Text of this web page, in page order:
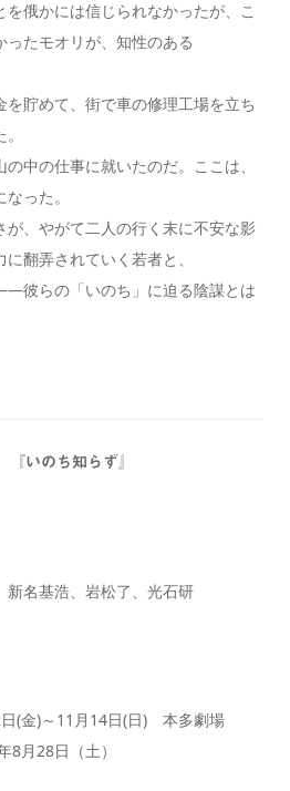
俄かには信じられなかったが、こ
たモオリが、知性のある
る。
貯めて、街で車の修理工場を立ち
中の仕事に就いたのだ。ここは、
った。
が、やがて二人の行く末に不安な影
翻弄されていく若者と、
彼らの「いのち」に迫る陰謀とは
いのち知らず』
新名基浩、岩松了、光石研
(金)～11月14日(日) 本多劇場
8月28日（土）